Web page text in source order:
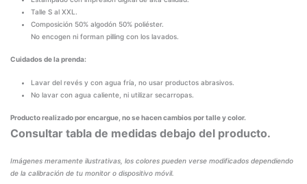
Talle S al XXL.
Composición 50% algodón 50% poliéster.
No encogen ni forman pilling con los lavados.
Cuidados de la prenda:
Lavar del revés y con agua fría, no usar productos abrasivos.
No lavar con agua caliente, ni utilizar secarropas.
Producto realizado por encargue, no se hacen cambios por talle y color.
Consultar tabla de medidas debajo del producto.
Imágenes meramente ilustrativas, los colores pueden verse modificados dependiendo
de la calibración de tu monitor o dispositivo móvil.